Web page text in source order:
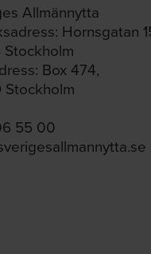
Allmännytta
Hornsgatan
Stockholm
Box 474,
Stockholm
55 00